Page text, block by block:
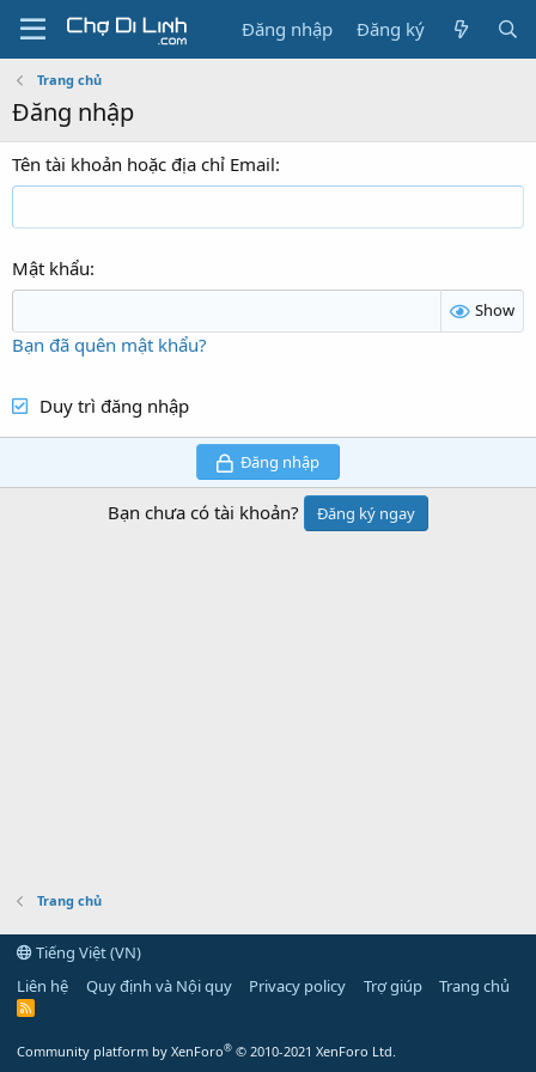
Đăng nhập Đăng ký
Trang chủ
Đăng nhập
Tên tài khoản hoặc địa chỉ Email
Mật khẩu
Show
Bạn đã quên mật khẩu?
Duy trì đăng nhập
Đăng nhập
Bạn chưa có tài khoản? Đăng ký ngay
Trang chủ
Tiếng Việt (VN)
Liên hệ
Quy định và Nội quy Privacy policy Trợ giúp Trang chủ
R
Community platform by XenForo® © 2010-2021 XenForo Ltd.